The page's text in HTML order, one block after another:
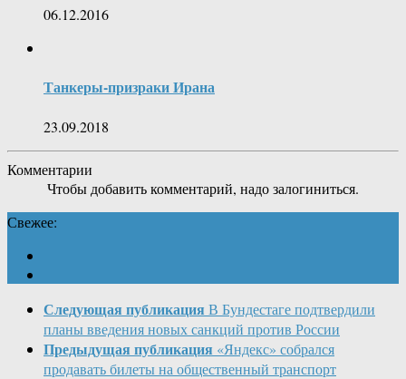
06.12.2016
Танкеры-призраки Ирана
23.09.2018
Комментарии
Чтобы добавить комментарий, надо залогиниться.
Свежее:
Следующая публикация В Бундестаге подтвердили
планы введения новых санкций против России
Предыдущая публикация «Яндекс» собрался
продавать билеты на общественный транспорт